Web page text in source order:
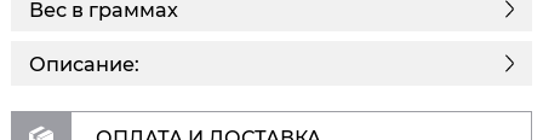
Описание:
Вес в граммах